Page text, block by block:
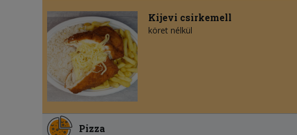
Kijevi csirkemell
köret nélkül
Pizza